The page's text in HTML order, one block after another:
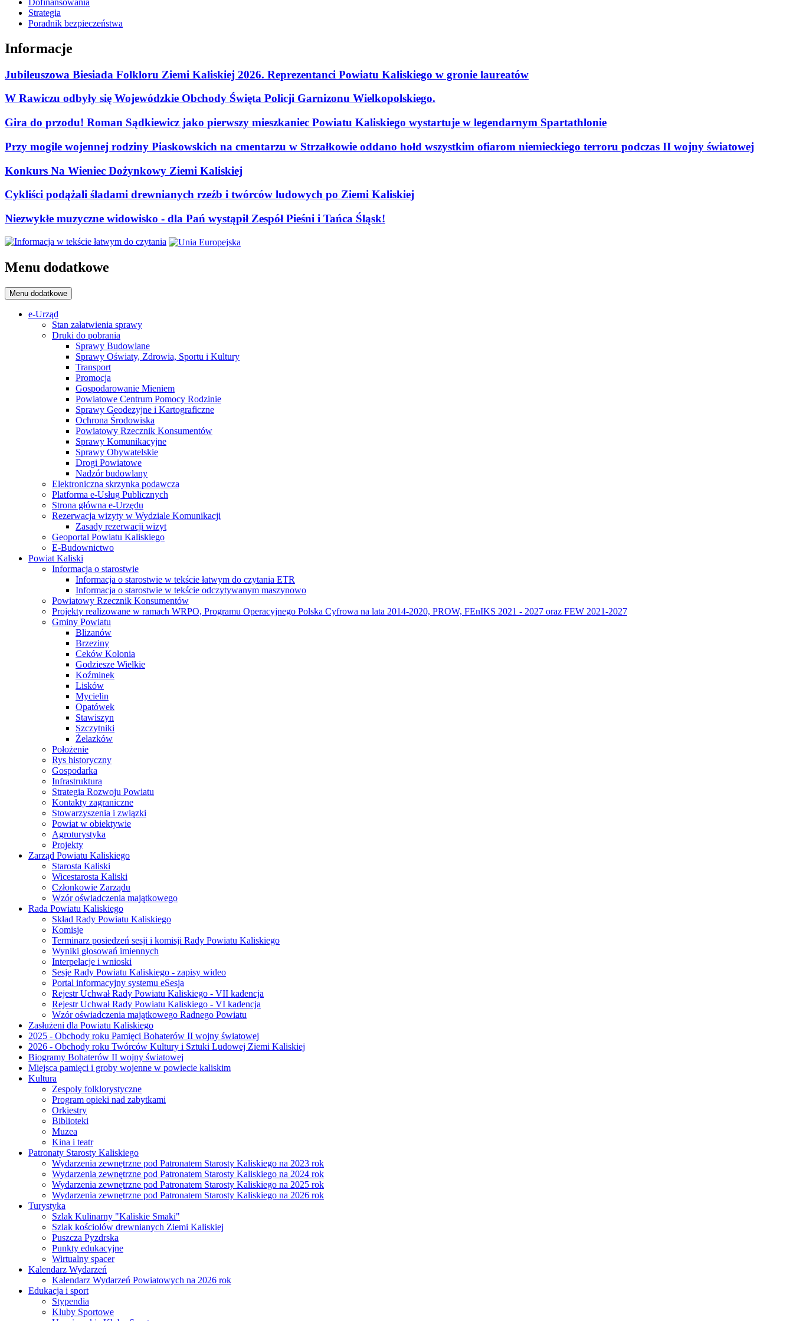
Dofinansowania
Strategia
Poradnik bezpieczeństwa
Informacje
Jubileuszowa Biesiada Folkloru Ziemi Kaliskiej 2026. Reprezentanci Powiatu Kaliskiego w gronie laureatów
W Rawiczu odbyły się Wojewódzkie Obchody Święta Policji Garnizonu Wielkopolskiego.
Gira do przodu! Roman Sądkiewicz jako pierwszy mieszkaniec Powiatu Kaliskiego wystartuje w legendarnym Spartathlonie
Przy mogile wojennej rodziny Piaskowskich na cmentarzu w Strzałkowie oddano hołd wszystkim ofiarom niemieckiego terroru podczas II wojny światowej
Konkurs Na Wieniec Dożynkowy Ziemi Kaliskiej
Cykliści podążali śladami drewnianych rzeźb i twórców ludowych po Ziemi Kaliskiej
Niezwykłe muzyczne widowisko - dla Pań wystąpił Zespół Pieśni i Tańca Śląsk!
Menu dodatkowe
Menu dodatkowe
e-Urząd
Stan załatwienia sprawy
Druki do pobrania
Sprawy Budowlane
Sprawy Oświaty, Zdrowia, Sportu i Kultury
Transport
Promocja
Gospodarowanie Mieniem
Powiatowe Centrum Pomocy Rodzinie
Sprawy Geodezyjne i Kartograficzne
Ochrona Środowiska
Powiatowy Rzecznik Konsumentów
Sprawy Komunikacyjne
Sprawy Obywatelskie
Drogi Powiatowe
Nadzór budowlany
Elektroniczna skrzynka podawcza
Platforma e-Usług Publicznych
Strona główna e-Urzędu
Rezerwacja wizyty w Wydziale Komunikacji
Zasady rezerwacji wizyt
Geoportal Powiatu Kaliskiego
E-Budownictwo
Powiat Kaliski
Informacja o starostwie
Informacja o starostwie w tekście łatwym do czytania ETR
Informacja o starostwie w tekście odczytywanym maszynowo
Powiatowy Rzecznik Konsumentów
Projekty realizowane w ramach WRPO, Programu Operacyjnego Polska Cyfrowa na lata 2014-2020, PROW, FEnIKS 2021 - 2027 oraz FEW 2021-2027
Gminy Powiatu
Blizanów
Brzeziny
Ceków Kolonia
Godziesze Wielkie
Koźminek
Lisków
Mycielin
Opatówek
Stawiszyn
Szczytniki
Żelazków
Położenie
Rys historyczny
Gospodarka
Infrastruktura
Strategia Rozwoju Powiatu
Kontakty zagraniczne
Stowarzyszenia i związki
Powiat w obiektywie
Agroturystyka
Projekty
Zarząd Powiatu Kaliskiego
Starosta Kaliski
Wicestarosta Kaliski
Członkowie Zarządu
Wzór oświadczenia majątkowego
Rada Powiatu Kaliskiego
Skład Rady Powiatu Kaliskiego
Komisje
Terminarz posiedzeń sesji i komisji Rady Powiatu Kaliskiego
Wyniki głosowań imiennych
Interpelacje i wnioski
Sesje Rady Powiatu Kaliskiego - zapisy wideo
Portal informacyjny systemu eSesja
Rejestr Uchwał Rady Powiatu Kaliskiego - VII kadencja
Rejestr Uchwał Rady Powiatu Kaliskiego - VI kadencja
Wzór oświadczenia majątkowego Radnego Powiatu
Zasłużeni dla Powiatu Kaliskiego
2025 - Obchody roku Pamięci Bohaterów II wojny światowej
2026 - Obchody roku Twórców Kultury i Sztuki Ludowej Ziemi Kaliskiej
Biogramy Bohaterów II wojny światowej
Miejsca pamięci i groby wojenne w powiecie kaliskim
Kultura
Zespoły folklorystyczne
Program opieki nad zabytkami
Orkiestry
Biblioteki
Muzea
Kina i teatr
Patronaty Starosty Kaliskiego
Wydarzenia zewnętrzne pod Patronatem Starosty Kaliskiego na 2023 rok
Wydarzenia zewnętrzne pod Patronatem Starosty Kaliskiego na 2024 rok
Wydarzenia zewnętrzne pod Patronatem Starosty Kaliskiego na 2025 rok
Wydarzenia zewnętrzne pod Patronatem Starosty Kaliskiego na 2026 rok
Turystyka
Szlak Kulinarny "Kaliskie Smaki"
Szlak kościołów drewnianych Ziemi Kaliskiej
Puszcza Pyzdrska
Punkty edukacyjne
Wirtualny spacer
Kalendarz Wydarzeń
Kalendarz Wydarzeń Powiatowych na 2026 rok
Edukacja i sport
Stypendia
Kluby Sportowe